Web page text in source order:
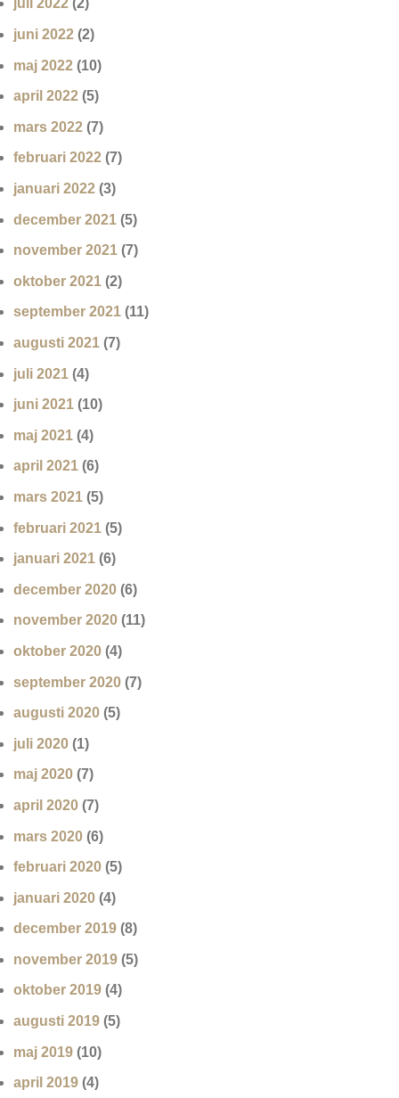
juli 2022 (2)
juni 2022 (2)
maj 2022 (10)
april 2022 (5)
mars 2022 (7)
februari 2022 (7)
januari 2022 (3)
december 2021 (5)
november 2021 (7)
oktober 2021 (2)
september 2021 (11)
augusti 2021 (7)
juli 2021 (4)
juni 2021 (10)
maj 2021 (4)
april 2021 (6)
mars 2021 (5)
februari 2021 (5)
januari 2021 (6)
december 2020 (6)
november 2020 (11)
oktober 2020 (4)
september 2020 (7)
augusti 2020 (5)
juli 2020 (1)
maj 2020 (7)
april 2020 (7)
mars 2020 (6)
februari 2020 (5)
januari 2020 (4)
december 2019 (8)
november 2019 (5)
oktober 2019 (4)
augusti 2019 (5)
maj 2019 (10)
april 2019 (4)